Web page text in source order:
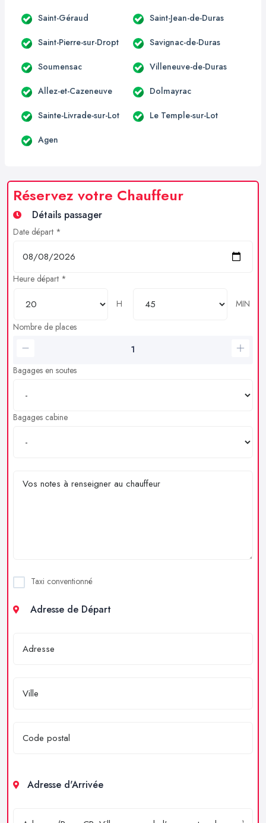
Saint-Géraud Saint-Jean-de-Duras
Saint-Pierre-sur-Dropt Savignac-de-Duras
Soumensac Villeneuve-de-Duras
Allez-et-Cazeneuve Dolmayrac
Sainte-Livrade-sur-Lot Le Temple-sur-Lot
Agen
Réservez votre Chauffeur
Détails passager
Date départ *
Heure départ *
H
MIN
Nombre de places
Bagages en soutes
Bagages cabine
Taxi conventionné
Adresse de Départ
Adresse d'Arrivée